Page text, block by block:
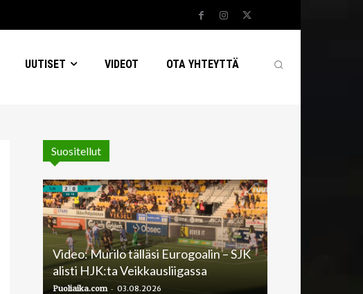
UUTISET VIDEOT OTA YHTEYTTÄ
Suositellut
Video: Murilo tälläsi Eurogoalin – SJK
alisti HJK:ta Veikkausliigassa
Puoliaika.com - 03.08.2026